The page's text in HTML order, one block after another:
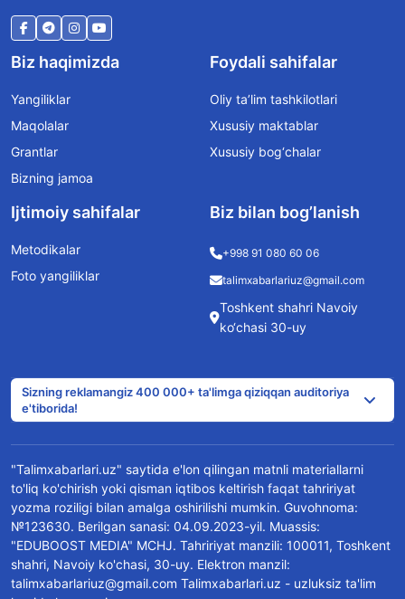
Biz haqimizda
Yangiliklar
Maqolalar
Grantlar
Bizning jamoa
Foydali sahifalar
Oliy ta’lim tashkilotlari
Xususiy maktablar
Xususiy bog‘chalar
Ijtimoiy sahifalar
Metodikalar
Foto yangiliklar
Biz bilan bog’lanish
+998 91 080 60 06
talimxabarlariuz@gmail.com
Toshkent shahri Navoiy
ko‘chasi 30-uy
Sizning reklamangiz 400 000+ ta'limga qiziqqan auditoriya
e'tiborida!
"Talimxabarlari.uz" saytida e'lon qilingan matnli materiallarni
to'liq ko'chirish yoki qisman iqtibos keltirish faqat tahririyat
yozma roziligi bilan amalga oshirilishi mumkin. Guvohnoma:
№123630. Berilgan sanasi: 04.09.2023-yil. Muassis:
"EDUBOOST MEDIA" MCHJ. Tahririyat manzili: 100011, Toshkent
shahri, Navoiy ko'chasi, 30-uy. Elektron manzil:
talimxabarlariuz@gmail.com Talimxabarlari.uz - uzluksiz ta'lim